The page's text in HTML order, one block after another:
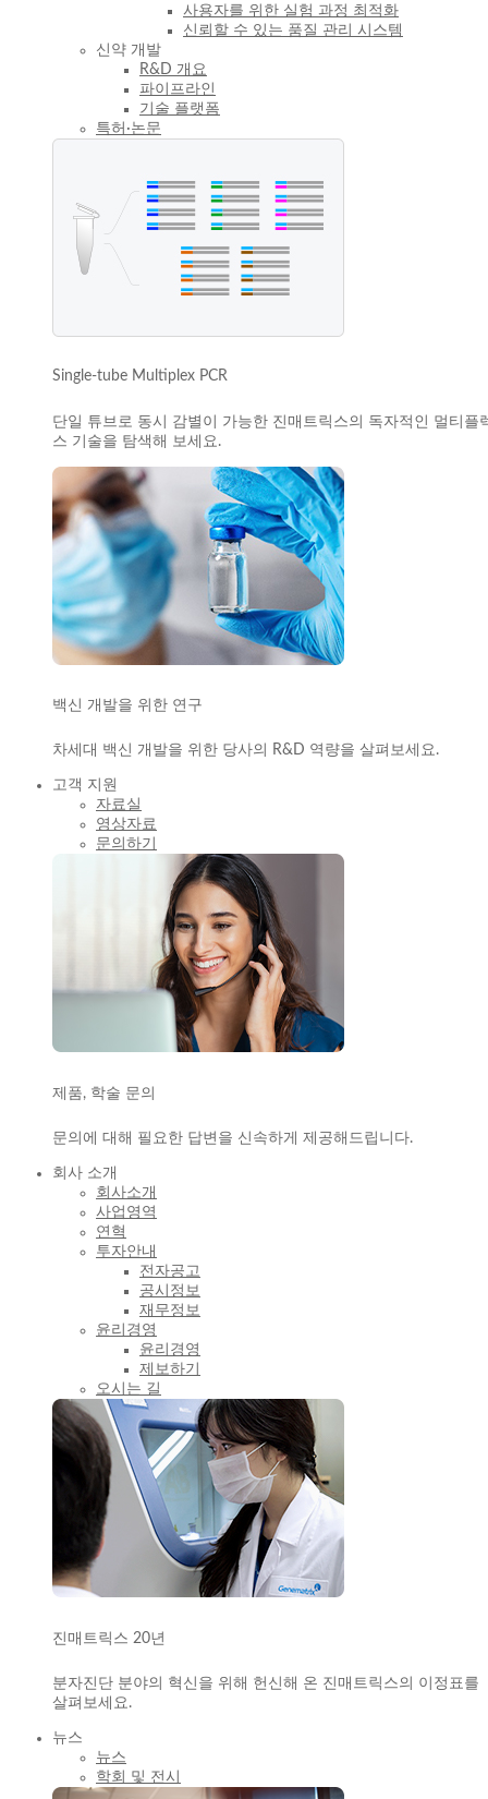
사용자를 위한 실험 과정 최적화
신뢰할 수 있는 품질 관리 시스템
신약 개발
R&D 개요
파이프라인
기술 플랫폼
특허·논문
Single-tube Multiplex PCR
단일 튜브로 동시 감별이 가능한 진매트릭스의 독자적인 멀티플
스 기술을 탐색해 보세요.
백신 개발을 위한 연구
차세대 백신 개발을 위한 당사의 R&D 역량을 살펴보세요.
고객 지원
자료실
영상자료
문의하기
제품, 학술 문의
문의에 대해 필요한 답변을 신속하게 제공해드립니다.
회사 소개
회사소개
사업영역
연혁
투자안내
전자공고
공시정보
재무정보
윤리경영
윤리경영
제보하기
오시는 길
진매트릭스 20년
분자진단 분야의 혁신을 위해 헌신해 온 진매트릭스의 이정표를
살펴보세요.
뉴스
뉴스
학회 및 전시